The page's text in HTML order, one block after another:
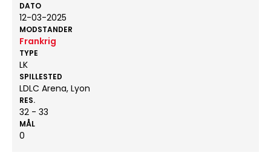
DATO
12-03-2025
MODSTANDER
Frankrig
TYPE
LK
SPILLESTED
LDLC Arena, Lyon
RES.
32 - 33
MÅL
0